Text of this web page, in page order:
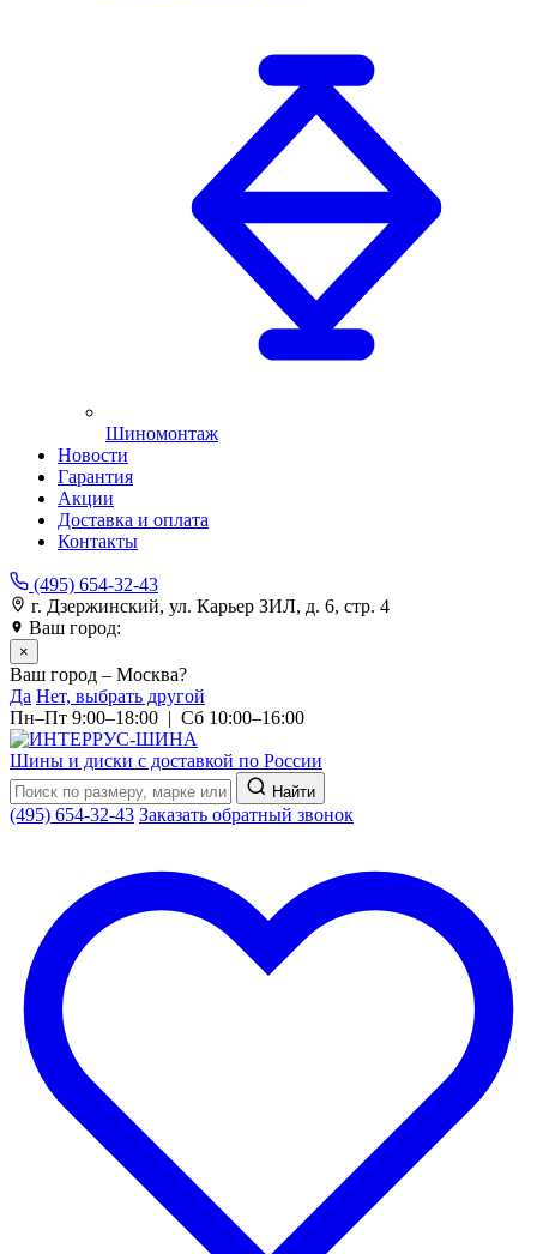
Шиномонтаж
Новости
Гарантия
Акции
Доставка и оплата
Контакты
(495) 654-32-43
г. Дзержинский, ул. Карьер ЗИЛ, д. 6, стр. 4
Ваш город:
×
Ваш город – Москва?
Да Нет, выбрать другой
Пн–Пт 9:00–18:00 | Сб 10:00–16:00
Шины и диски с доставкой по России
Найти
(495) 654-32-43 Заказать обратный звонок